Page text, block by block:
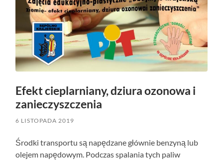
Efekt cieplarniany, dziura ozonowa i
zanieczyszczenia
6 LISTOPADA 2019
Środki transportu są napędzane głównie benzyną lub
olejem napędowym. Podczas spalania tych paliw